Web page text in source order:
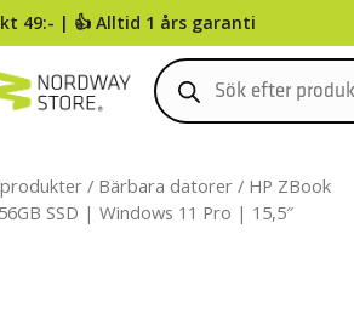
49:- | 👍 Alltid 1 års garanti
0
/ Bärbara datorer / HP ZBook
SSD | Windows 11 Pro | 15,5″